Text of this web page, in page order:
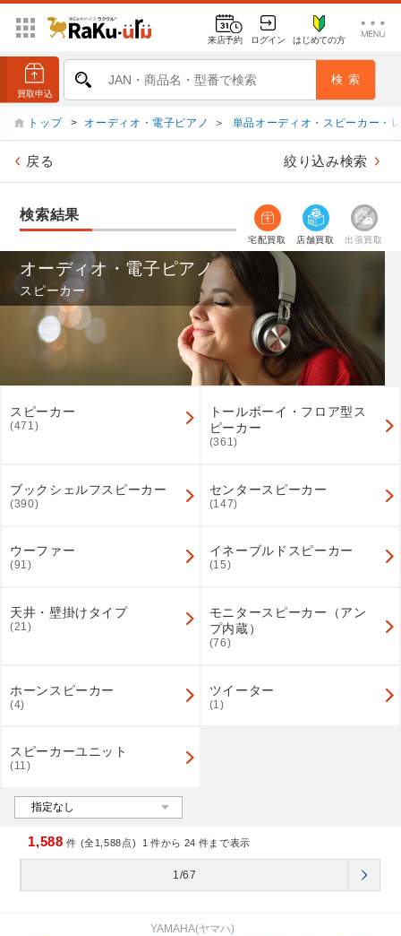
来店予約 ログイン はじめての方
トップ > オーディオ・電子ピアノ ＞ 単品オーディオ・スピーカー・
戻る 絞り込み検索
検索結果
宅配買取 店舗買取 出張買取
オーディオ・電子ピアノ
スピーカー
スピーカー
(471)
トールボーイ・フロア型ス
ピーカー
(361)
ブックシェルフスピーカー
(390)
センタースピーカー
(147)
ウーファー
(91)
イネーブルドスピーカー
(15)
天井・壁掛けタイプ
(21)
モニタースピーカー（アン
プ内蔵）
(76)
ホーンスピーカー
(4)
ツイーター
(1)
スピーカーユニット
(11)
1,588 件 (全1,588点) 1 件から 24 件まで表示
1/67
YAMAHA(ヤマハ)